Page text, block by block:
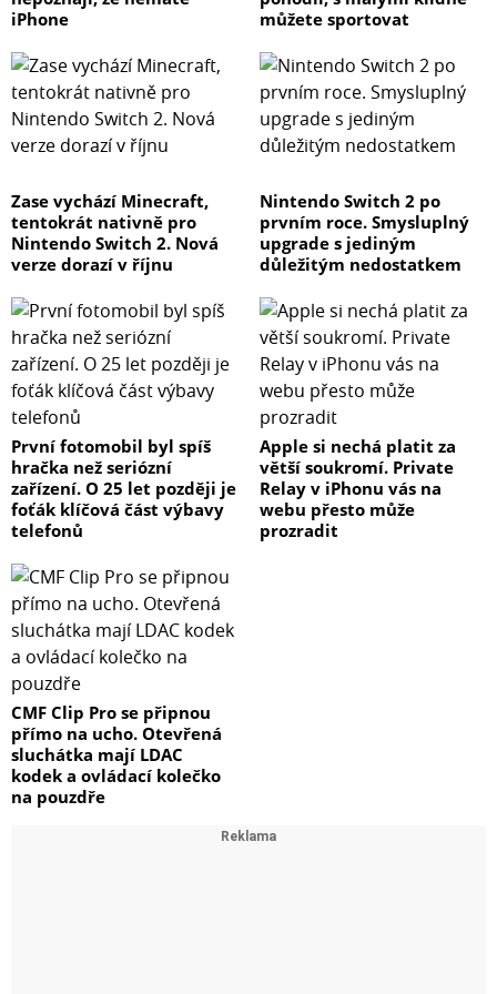
iPhone
můžete sportovat
Zase vychází Minecraft,
tentokrát nativně pro
Nintendo Switch 2. Nová
verze dorazí v říjnu
Nintendo Switch 2 po
prvním roce. Smysluplný
upgrade s jediným
důležitým nedostatkem
První fotomobil byl spíš
hračka než seriózní
zařízení. O 25 let později je
foťák klíčová část výbavy
telefonů
Apple si nechá platit za
větší soukromí. Private
Relay v iPhonu vás na
webu přesto může
prozradit
CMF Clip Pro se připnou
přímo na ucho. Otevřená
sluchátka mají LDAC
kodek a ovládací kolečko
na pouzdře